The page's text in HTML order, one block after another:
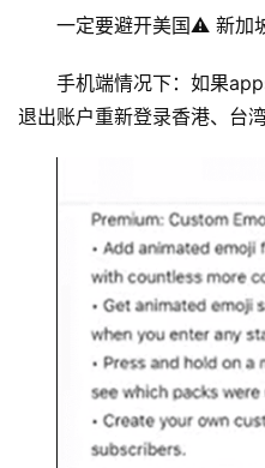
一定要避开美国⚠️ 新
手机端情况下：如果
退出账户重新登录香港、台